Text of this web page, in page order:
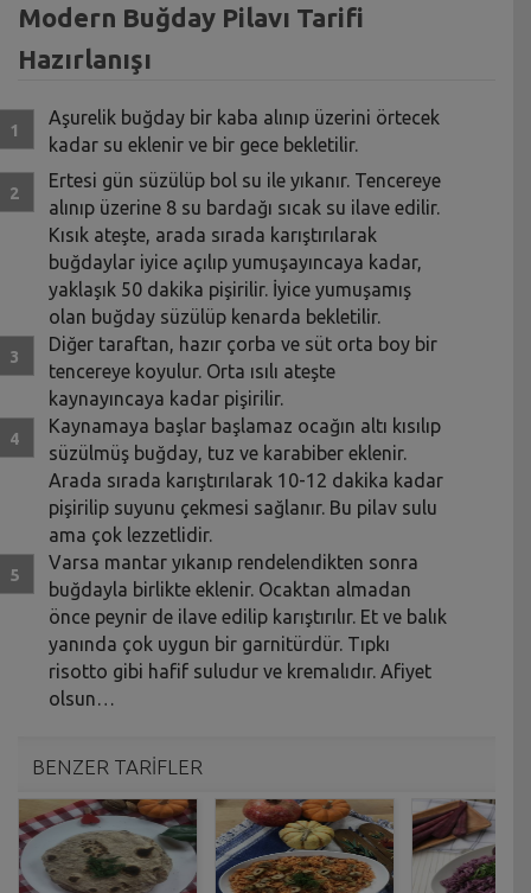
Modern Buğday Pilavı Tarifi
Hazırlanışı
Aşurelik buğday bir kaba alınıp üzerini örtecek
kadar su eklenir ve bir gece bekletilir.
Ertesi gün süzülüp bol su ile yıkanır. Tencereye
alınıp üzerine 8 su bardağı sıcak su ilave edilir.
Kısık ateşte, arada sırada karıştırılarak
buğdaylar iyice açılıp yumuşayıncaya kadar,
yaklaşık 50 dakika pişirilir. İyice yumuşamış
olan buğday süzülüp kenarda bekletilir.
Diğer taraftan, hazır çorba ve süt orta boy bir
tencereye koyulur. Orta ısılı ateşte
kaynayıncaya kadar pişirilir.
Kaynamaya başlar başlamaz ocağın altı kısılıp
süzülmüş buğday, tuz ve karabiber eklenir.
Arada sırada karıştırılarak 10-12 dakika kadar
pişirilip suyunu çekmesi sağlanır. Bu pilav sulu
ama çok lezzetlidir.
Varsa mantar yıkanıp rendelendikten sonra
buğdayla birlikte eklenir. Ocaktan almadan
önce peynir de ilave edilip karıştırılır. Et ve balık
yanında çok uygun bir garnitürdür. Tıpkı
risotto gibi hafif suludur ve kremalıdır. Afiyet
olsun…
BENZER TARİFLER